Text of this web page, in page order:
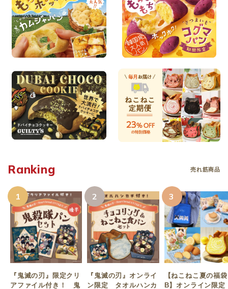
Ranking 売れ筋商品
1
『鬼滅の刃』限定クリ
アファイル付き！ 鬼
2
『鬼滅の刃』オンライ
ン限定 タオルハンカ
3
【ねこねこ夏の福袋
B】オンライン限定